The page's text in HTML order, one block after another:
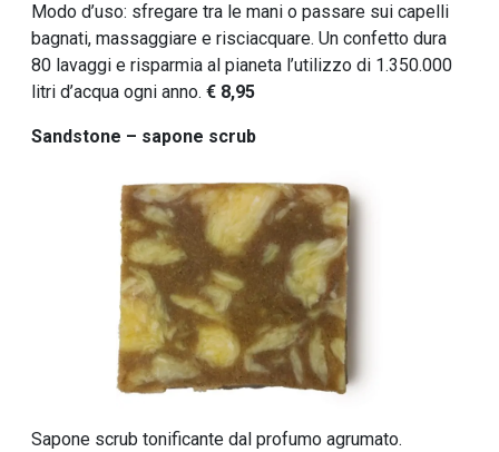
Modo d’uso: sfregare tra le mani o passare sui capelli
bagnati, massaggiare e risciacquare. Un confetto dura
80 lavaggi e risparmia al pianeta l’utilizzo di 1.350.000
litri d’acqua ogni anno. € 8,95
Sandstone – sapone scrub
Sapone scrub tonificante dal profumo agrumato.